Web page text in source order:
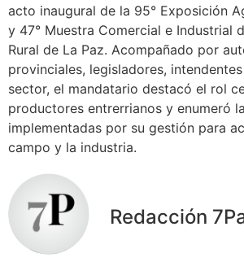
acto inaugural de la 95° Exposición
y 47° Muestra Comercial e Industrial
Rural de La Paz. Acompañado por
provinciales, legisladores,
sector, el mandatario destacó el rol
productores entrerrianos y enumeró
implementadas por su gestión para
campo y la industria.
Redacción